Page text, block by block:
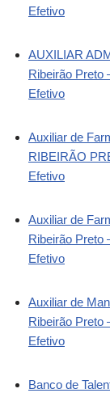
Efetivo
AUXILIAR
Ribeirão Preto
Efetivo
Auxiliar de
RIBEIRÃO
Efetivo
Auxiliar de
Ribeirão Preto
Efetivo
Auxiliar de
Ribeirão Preto
Efetivo
Banco de